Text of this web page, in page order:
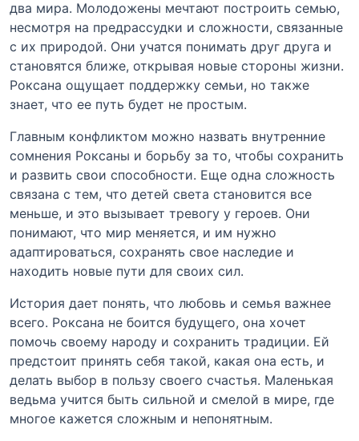
два мира. Молодожены мечтают построить семью,
несмотря на предрассудки и сложности, связанные
с их природой. Они учатся понимать друг друга и
становятся ближе, открывая новые стороны жизни.
Роксана ощущает поддержку семьи, но также
знает, что ее путь будет не простым.
Главным конфликтом можно назвать внутренние
сомнения Роксаны и борьбу за то, чтобы сохранить
и развить свои способности. Еще одна сложность
связана с тем, что детей света становится все
меньше, и это вызывает тревогу у героев. Они
понимают, что мир меняется, и им нужно
адаптироваться, сохранять свое наследие и
находить новые пути для своих сил.
История дает понять, что любовь и семья важнее
всего. Роксана не боится будущего, она хочет
помочь своему народу и сохранить традиции. Ей
предстоит принять себя такой, какая она есть, и
делать выбор в пользу своего счастья. Маленькая
ведьма учится быть сильной и смелой в мире, где
многое кажется сложным и непонятным.